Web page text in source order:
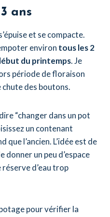
ans
et se compacte.
environ tous les 2
du printemps. Je
période de floraison
des boutons.
“changer dans un pot
un contenant
que l’ancien. L’idée est de
un peu d’espace
réserve d’eau trop
pour vérifier la